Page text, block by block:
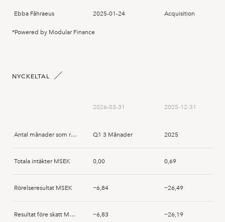
Ebba Fåhraeus 2025-01-24 Acquisition
*Powered by Modular Finance
NYCKELTAL
2026-03-31 2025-12-31
Antal månader som rapporten avser Q1 3 Månader 2025
Totala intäkter MSEK 0,00 0,69
Rörelseresultat MSEK −6,84 −26,49
Resultat före skatt MSEK −6,83 −26,19